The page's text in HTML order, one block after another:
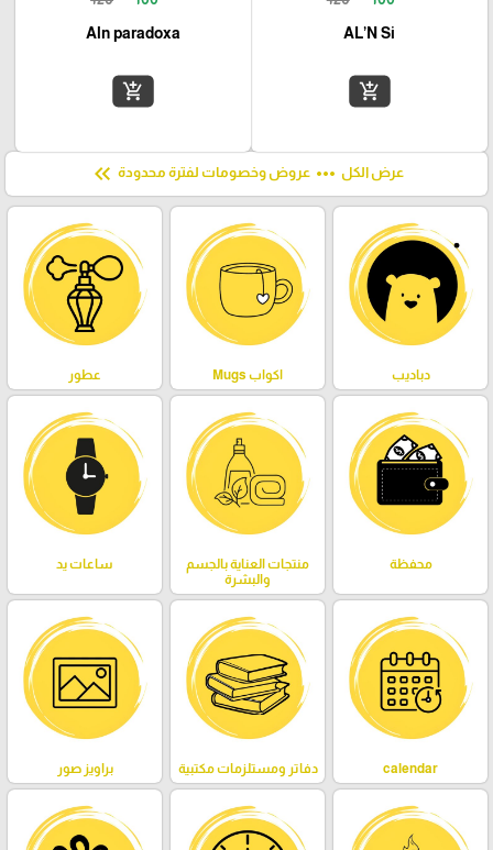
AL’N Si
add_shopping_cart
Aln paradoxa
add_shopping_cart
عرض الكل more_horiz عروض وخصومات لفترة محدودة keyboard_double_arrow_left
دباديب اكواب Mugs عطور
محفظة
منتجات العناية بالجسم
والبشرة
ساعات يد
calendar دفاتر ومستلزمات مكتبية براويز صور